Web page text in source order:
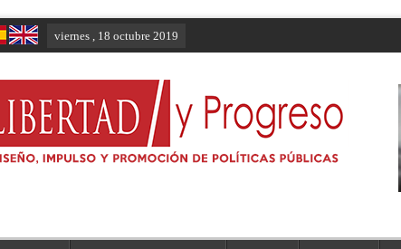
viernes , 18 octubre 2019